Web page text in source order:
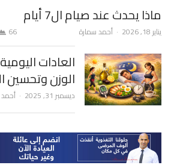
ماذا يحدث عند صيام ال7 أيام
يناير 18, 2026 Author
أحمد سمارة 66
العادات
الوزن وتحسين
ديسمبر 31, 2025